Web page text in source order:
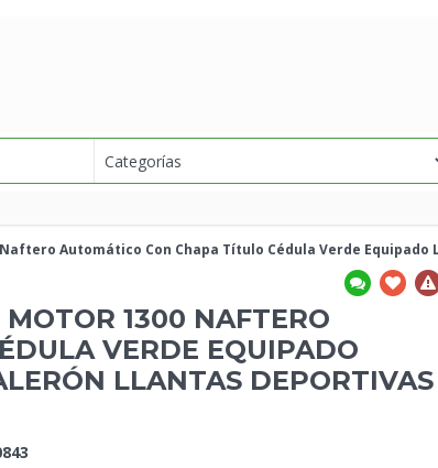
Naftero Automático Con Chapa Título Cédula Verde
1300 NAFTERO
VERDE EQUIPADO
LLANTAS DEPORTIVAS